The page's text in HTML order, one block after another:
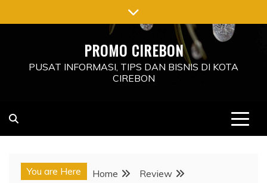
to
PROMO CIREBON
PUSAT INFORMASI, TIPS DAN BISNIS DI KOTA
CIREBON
You are Here Home
Review